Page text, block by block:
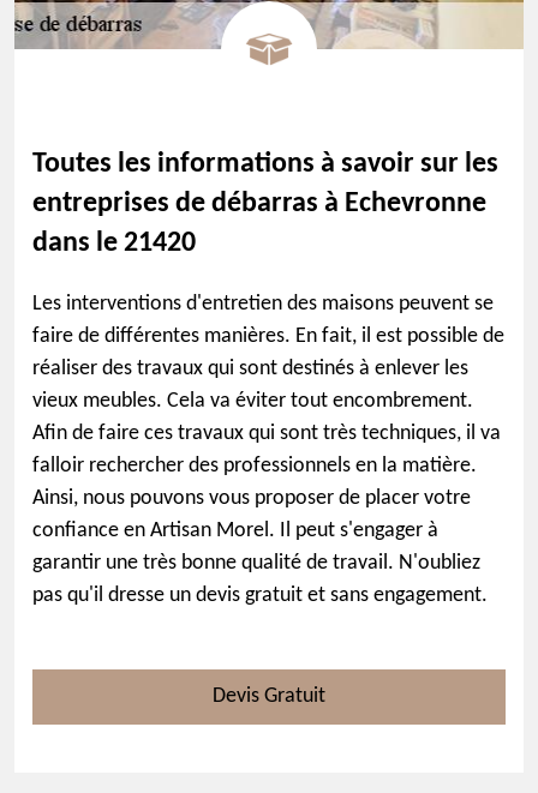
Toutes les informations à savoir sur les
entreprises de débarras à Echevronne
dans le 21420
Les interventions d'entretien des maisons peuvent se
faire de différentes manières. En fait, il est possible de
réaliser des travaux qui sont destinés à enlever les
vieux meubles. Cela va éviter tout encombrement.
Afin de faire ces travaux qui sont très techniques, il va
falloir rechercher des professionnels en la matière.
Ainsi, nous pouvons vous proposer de placer votre
confiance en Artisan Morel. Il peut s'engager à
garantir une très bonne qualité de travail. N'oubliez
pas qu'il dresse un devis gratuit et sans engagement.
Devis Gratuit